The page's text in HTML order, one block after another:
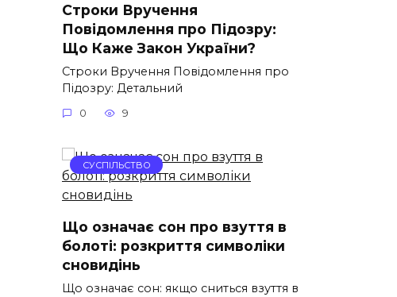
Строки Вручення
Повідомлення про Підозру:
Що Каже Закон України?
Строки Вручення Повідомлення про
Підозру: Детальний
0 9
СУСПІЛЬСТВО
Що означає сон про взуття в
болоті: розкриття символіки
сновидінь
Що означає сон: якщо сниться взуття в